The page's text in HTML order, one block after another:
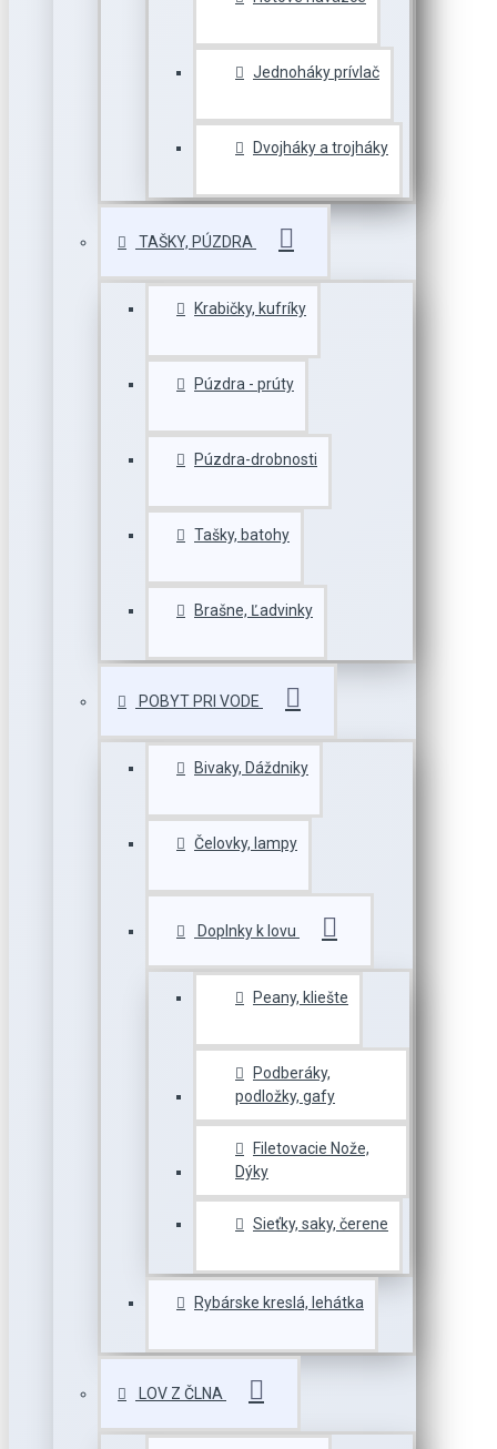
Jednoháky prívlač
Dvojháky a trojháky
TAŠKY, PÚZDRA
Krabičky, kufríky
Púzdra - prúty
Púzdra-drobnosti
Tašky, batohy
Brašne, Ľadvinky
POBYT PRI VODE
Bivaky, Dáždniky
Čelovky, lampy
Doplnky k lovu
Peany, kliešte
Podberáky,
podložky, gafy
Filetovacie Nože,
Dýky
Sieťky, saky, čerene
Rybárske kreslá, lehátka
LOV Z ČLNA